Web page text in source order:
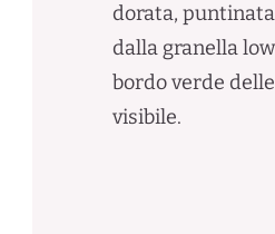
dorata,
dalla granella
bordo verde
visibile.